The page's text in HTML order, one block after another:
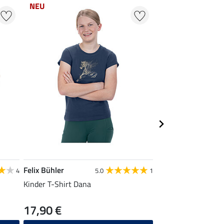
4
NEU
Felix Bühler 5.0 1
Kinder T-Shirt Dana
17,90 €